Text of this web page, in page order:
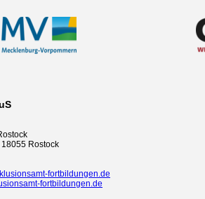
Rostock
fortbildungen.de
fortbildungen.de